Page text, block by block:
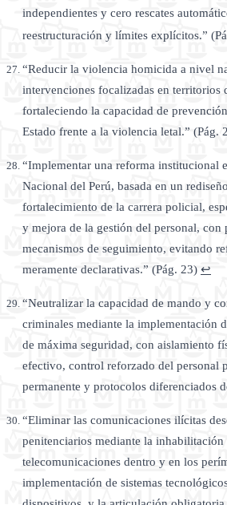
independientes y cero rescates
reestructuración y límites explícitos.”
“Reducir la violencia homicida a nivel
intervenciones focalizadas en territorios
fortaleciendo la capacidad de
Estado frente a la violencia letal.” (Pág.
“Implementar una reforma institucional
Nacional del Perú, basada en un
fortalecimiento de la carrera policial,
y mejora de la gestión del personal, con
mecanismos de seguimiento, evitando
meramente declarativas.” (Pág. 23) ↩
“Neutralizar la capacidad de mando y
criminales mediante la implementación
de máxima seguridad, con aislamiento
efectivo, control reforzado del personal
permanente y protocolos diferenciados
“Eliminar las comunicaciones ilícitas
penitenciarios mediante la inhabilitación
telecomunicaciones dentro y en los
implementación de sistemas